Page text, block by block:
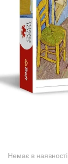
Немає в наявності